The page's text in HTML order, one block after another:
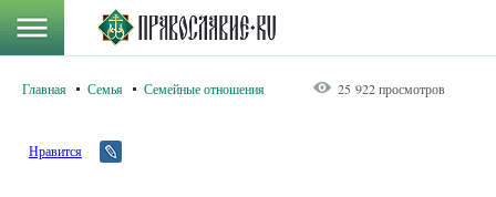
Главная Семья Семейные отношения 25 922 просмотров
Нравится